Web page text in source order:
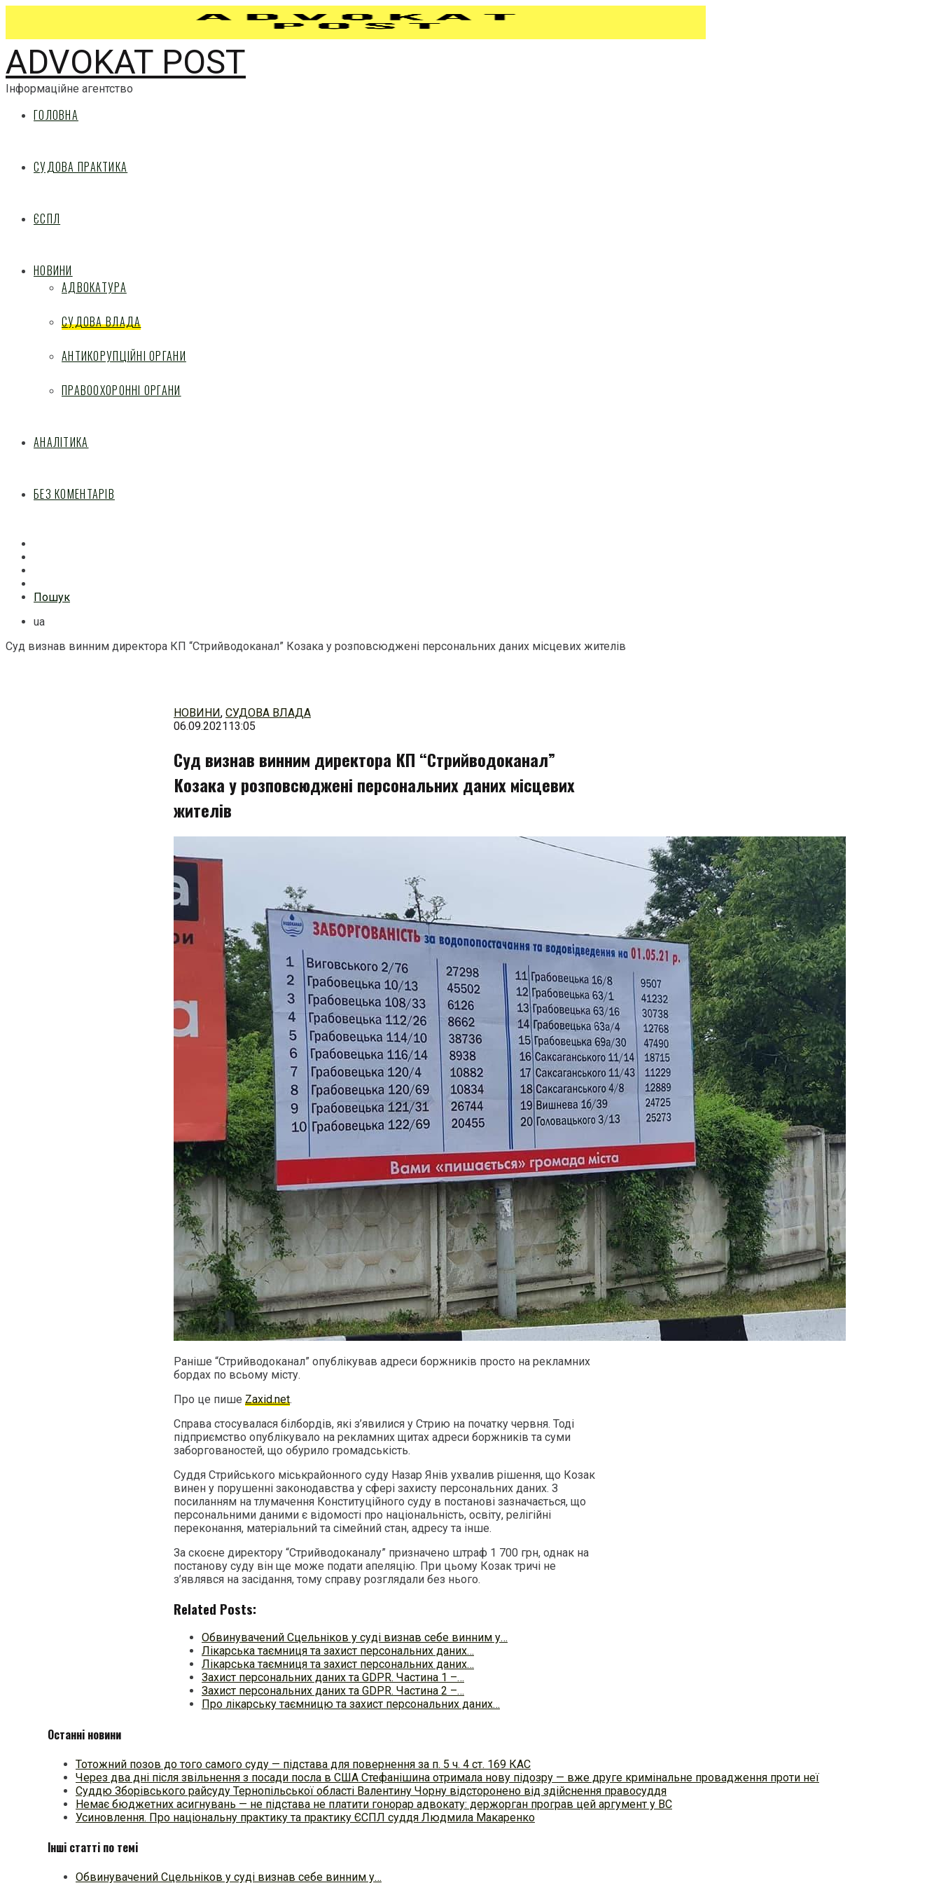
ADVOKAT POST
Інформаційне агентство
ГОЛОВНА
СУДОВА ПРАКТИКА
ЄСПЛ
НОВИНИ
АДВОКАТУРА
СУДОВА ВЛАДА
АНТИКОРУПЦІЙНІ ОРГАНИ
ПРАВООХОРОННІ ОРГАНИ
АНАЛІТИКА
БЕЗ КОМЕНТАРІВ
Пошук
ua
Суд визнав винним директора КП “Стрийводоканал” Козака у розповсюджені персональних даних місцевих жителів
НОВИНИ, СУДОВА ВЛАДА
06.09.202113:05
Суд визнав винним директора КП “Стрийводоканал”
Козака у розповсюджені персональних даних місцевих
жителів
Раніше “Стрийводоканал” опублікував адреси боржників просто на рекламних
бордах по всьому місту.
Про це пише Zaxid.net.
Справа стосувалася білбордів, які з’явилися у Стрию на початку червня. Тоді
підприємство опублікувало на рекламних щитах адреси боржників та суми
заборгованостей, що обурило громадськість.
Суддя Стрийського міськрайонного суду Назар Янів ухвалив рішення, що Козак
винен у порушенні законодавства у сфері захисту персональних даних. З
посиланням на тлумачення Конституційного суду в постанові зазначається, що
персональними даними є відомості про національність, освіту, релігійні
переконання, матеріальний та сімейний стан, адресу та інше.
За скоєне директору “Стрийводоканалу” призначено штраф 1 700 грн, однак на
постанову суду він ще може подати апеляцію. При цьому Козак тричі не
з’являвся на засідання, тому справу розглядали без нього.
Related Posts:
Обвинувачений Сцельніков у суді визнав себе винним у…
Лікарська таємниця та захист персональних даних…
Лікарська таємниця та захист персональних даних…
Захист персональних даних та GDPR. Частина 1 –…
Захист персональних даних та GDPR. Частина 2 –…
Про лікарську таємницю та захист персональних даних…
Останні новини
Тотожний позов до того самого суду — підстава для повернення за п. 5 ч. 4 ст. 169 КАС
Через два дні після звільнення з посади посла в США Стефанішина отримала нову підозру — вже друге кримінальне провадження проти неї
Суддю Зборівського райсуду Тернопільської області Валентину Чорну відсторонено від здійснення правосуддя
Немає бюджетних асигнувань — не підстава не платити гонорар адвокату: держорган програв цей аргумент у ВС
Усиновлення. Про національну практику та практику ЄСПЛ суддя Людмила Макаренко
Інші статті по темі
Обвинувачений Сцельніков у суді визнав себе винним у…